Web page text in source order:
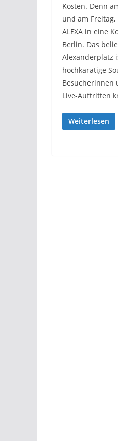
Kosten. Denn
und am
ALEXA in eine
Berlin. Das
Alexanderplatz
hochkarätige
Besucherinnen
Live-Auftritten
Weiterlesen